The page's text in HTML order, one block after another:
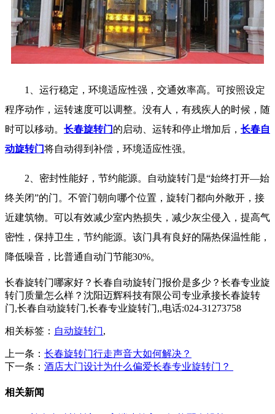
1、运行稳定，环境适应性强，交通效率高。可按照设定
程序动作，运转速度可以调整。没有人，有残疾人的时候，随
时可以移动。 长春旋转门 的启动、运转和停止增加后， 长春自
动旋转门将自动得到补偿，环境适应性强。
2、密封性能好，节约能源。自动旋转门是“始终打开—始
终关闭”的门。不管门朝向哪个位置，旋转门都向外敞开，接
近建筑物。可以有效减少室内热损失，减少灰尘侵入，提高气
密性，保持卫生，节约能源。该门具有良好的隔热保温性能，
降低噪音，比普通自动门节能30%。
长春旋转门哪家好？长春自动旋转门报价是多少？长春专业旋
转门质量怎么样？沈阳迈辉科技有限公司专业承接长春旋转
门,长春自动旋转门,长春专业旋转门,,电话:024-31273758
相关标签： 自动旋转门,
上一条： 长春旋转门行走声音大如何解决？
下一条： 酒店大门设计为什么偏爱长春专业旋转门？
相关新闻